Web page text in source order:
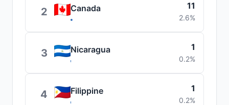
2 Canada 11
2.6%
3 Nicaragua 1
0.2%
4 Filippine 1
0.2%